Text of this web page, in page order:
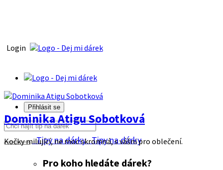
Login
Přihlásit se
Tipy na dárkyTipy na dárky
Pro koho hledáte dárek?
Dominika Atigu Sobotková
Kočky milující, ne moc skromná, s vášni pro oblečení.